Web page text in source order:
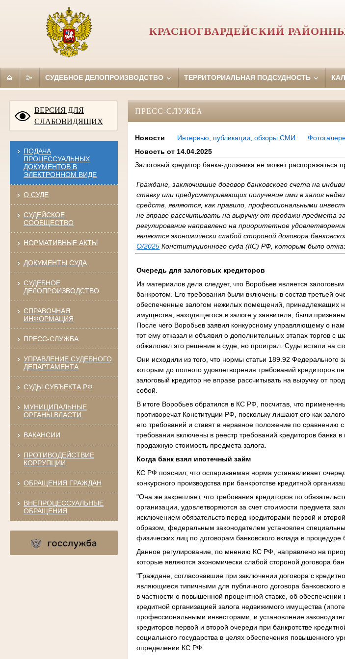
КРАСНОГВАРДЕЙСКИЙ
СУДЕБНОЕ ДЕЛОПРОИЗВОДСТВО ТЕРРИТОРИАЛЬНАЯ ПОДСУДНОСТЬ
ВЕРСИЯ ДЛЯ
СЛАБОВИДЯЩИХ
ПОДАЧА
ПРОЦЕССУАЛЬНЫХ
ДОКУМЕНТОВ В
ЭЛЕКТРОННОМ ВИДЕ
О СУДЕ
СУДЕЙСКОЕ
СООБЩЕСТВО
НОРМАТИВНЫЕ АКТЫ
ДОКУМЕНТЫ СУДА
СУДЕБНОЕ
ДЕЛОПРОИЗВОДСТВО
СПРАВОЧНАЯ
ИНФОРМАЦИЯ
ПРЕСС-СЛУЖБА
УПРАВЛЕНИЕ СУДЕБНОГО
ДЕПАРТАМЕНТА
СУДЫ СУБЪЕКТА РФ
МУНИЦИПАЛЬНЫЕ
ОРГАНЫ ВЛАСТИ
ВАКАНСИИ
ПРОТИВОДЕЙСТВИЕ
КОРРУПЦИИ
ОБРАЩЕНИЯ ГРАЖДАН
ВНЕПРОЦЕССУАЛЬНЫЕ
ОБРАЩЕНИЯ
ПРЕСС-СЛУЖБА
Новости Интервью, публикации, обзоры СМИ
Новость от 14.04.2025
Залоговый кредитор банка-должника не может распоряжаться
Граждане, заключившие договор банковского счета на
ставку или предусматривающих получение ими в залог
средств, являются, как правило, профессиональными
не вправе рассчитывать на выручку от продажи предмета
регулирование направлено на приоритетное
являются экономически слабой стороной договора
О/2025 Конституционного суда (КС) РФ, которым было
Очередь для залоговых кредиторов
Из материалов дела следует, что Воробьев является
банкротом. Его требования были включены в состав третьей
обеспеченные залогом нежилых помещений, принадлежащих
имущества, находящегося в залоге у заявителя, были
После чего Воробьев заявил конкурсному управляющему о
тот ему отказал и объявил о дополнительных этапах торгов
обжаловал это решение в суде, но проиграл. Суды встали на
Они исходили из того, что нормы статьи 189.92 Федерального
которым до полного удовлетворения требований кредиторов
залоговый кредитор не вправе рассчитывать на выручку от
собой.
В итоге Воробьев обратился в КС РФ, посчитав, что
противоречат Конституции РФ, поскольку лишают его как
его требований и ставят в неравное положение по
требования включены в реестр требований кредиторов
продажную стоимость предмета залога.
Когда банк взял ипотечный займ
КС РФ пояснил, что оспариваемая норма устанавливает
конкурсного производства при банкротстве кредитной
"Она же закрепляет, что требования кредиторов по
организации, удовлетворяются за счет стоимости предмета
исключением обязательств перед кредиторами первой и
образом, федеральным законодателем установлен
физических лиц по договорам банковского вклада в процедуре
Данное регулирование, по мнению КС РФ, направлено на
которые являются экономически слабой стороной договора
"Граждане, согласовавшие при заключении договора с
являющиеся типичными для публичного договора банковского
в частности о повышенной процентной ставке, об
кредитной организацией залога недвижимого имущества
профессиональными инвесторами, и установление
кредиторов первой и второй очереди при банкротстве
социального государства в целях обеспечения повышенного
определении КС РФ.